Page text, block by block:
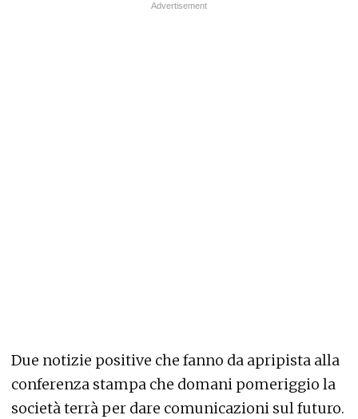
Due notizie positive che fanno da apripista alla
conferenza stampa che domani pomeriggio la
società terrà per dare comunicazioni sul futuro.